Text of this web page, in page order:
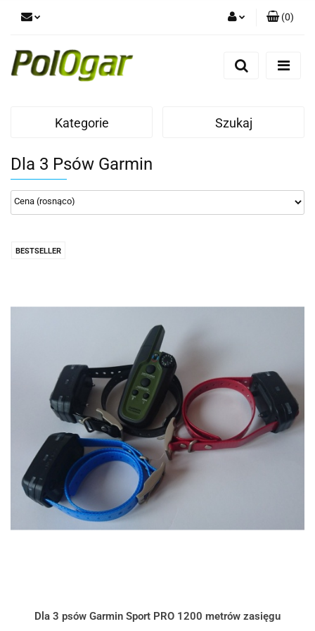
(0)
Kategorie Szukaj
Dla 3 Psów Garmin
BESTSELLER
Dla 3 psów Garmin Sport PRO 1200 metrów zasięgu